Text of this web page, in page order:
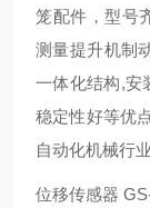
笼配件，型号
测量提升机制
一体化结构,安
稳定性好等优
自动化机械行
位移传感器